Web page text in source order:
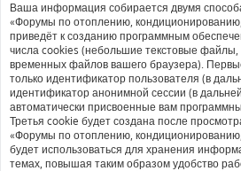
Ваша информация собирается двумя
«Форумы по отоплению,
приведёт к созданию программным
числа cookies (небольшие текстовые файлы,
временных файлов вашего браузера).
только идентификатор пользователя (в
идентификатор анонимной сессии (в
автоматически присвоенные вам
Третья cookie будет создана после
«Форумы по отоплению,
будет использоваться для хранения
темах, повышая таким образом удобство